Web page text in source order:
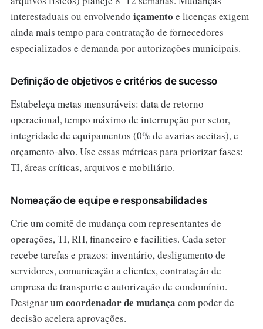
interestaduais ou envolvendo içamento e licenças exigem
ainda mais tempo para contratação de fornecedores
especializados e demanda por autorizações municipais.
Definição de objetivos e critérios de sucesso
Estabeleça metas mensuráveis: data de retorno
operacional, tempo máximo de interrupção por setor,
integridade de equipamentos (0% de avarias aceitas), e
orçamento-alvo. Use essas métricas para priorizar fases:
TI, áreas críticas, arquivos e mobiliário.
Nomeação de equipe e responsabilidades
Crie um comitê de mudança com representantes de
operações, TI, RH, financeiro e facilities. Cada setor
recebe tarefas e prazos: inventário, desligamento de
servidores, comunicação a clientes, contratação de
empresa de transporte e autorização de condomínio.
Designar um coordenador de mudança com poder de
decisão acelera aprovações.